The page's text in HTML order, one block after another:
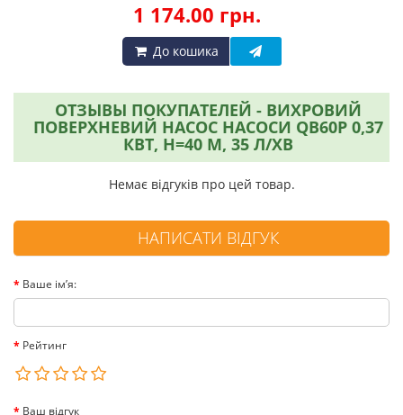
1 174.00 грн.
До кошика
ОТЗЫВЫ ПОКУПАТЕЛЕЙ - ВИХРОВИЙ
ПОВЕРХНЕВИЙ НАСОС НАСОСИ QB60P 0,37
КВТ, H=40 М, 35 Л/ХВ
Немає відгуків про цей товар.
НАПИСАТИ ВІДГУК
Ваше ім’я:
Рейтинг
Ваш відгук